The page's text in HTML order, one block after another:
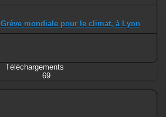
Grève mondiale pour le climat, à Lyon
Téléchargements
69